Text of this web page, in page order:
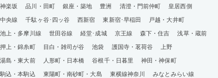
神楽坂
品川・田町 銀座・築地 豊洲 清澄・門前仲町
皇居西側
中央線
千駄ヶ谷･四ッ谷 西新宿 東新宿･早稲田
戸越・大井町
池上・多摩川線
世田谷線 経堂･成城 京王線 森下・住吉
浅草・蔵前
押上・錦糸町
目白・雑司が谷 池袋 護国寺・茗荷谷
上野
湯島・東大前
人形町・日本橋 谷根千・日暮里
神田・神保町
駒込・本駒込
東陽町・南砂町・大島 東横線神奈川
みなとみらい線